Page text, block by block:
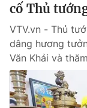
cố Thủ
VTV.vn - Thủ
dâng hương
Văn Khải và